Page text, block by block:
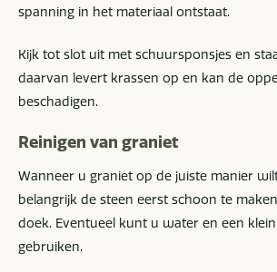
spanning in het materiaal ontstaat.
Kijk tot slot uit met schuursponsjes en
daarvan levert krassen op en kan de
beschadigen.
Reinigen van graniet
Wanneer u graniet op de juiste manier
belangrijk de steen eerst schoon te
doek. Eventueel kunt u water en een
gebruiken.